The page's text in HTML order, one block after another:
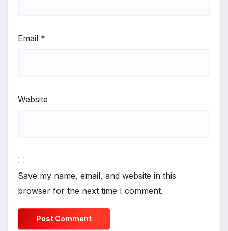
Email *
Website
Save my name, email, and website in this
browser for the next time I comment.